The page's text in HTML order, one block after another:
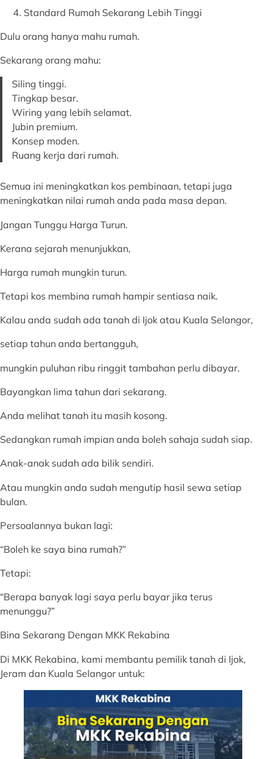
Standard Rumah Sekarang Lebih Tinggi
Dulu orang hanya mahu rumah.
Sekarang orang mahu:
Siling tinggi.
Tingkap besar.
Wiring yang lebih selamat.
Jubin premium.
Konsep moden.
Ruang kerja dari rumah.
Semua ini meningkatkan kos pembinaan, tetapi juga
meningkatkan nilai rumah anda pada masa depan.
Jangan Tunggu Harga Turun.
Kerana sejarah menunjukkan,
Harga rumah mungkin turun.
Tetapi kos membina rumah hampir sentiasa naik.
Kalau anda sudah ada tanah di Ijok atau Kuala Selangor,
setiap tahun anda bertangguh,
mungkin puluhan ribu ringgit tambahan perlu dibayar.
Bayangkan lima tahun dari sekarang.
Anda melihat tanah itu masih kosong.
Sedangkan rumah impian anda boleh sahaja sudah siap.
Anak-anak sudah ada bilik sendiri.
Atau mungkin anda sudah mengutip hasil sewa setiap
bulan.
Persoalannya bukan lagi:
“Boleh ke saya bina rumah?”
Tetapi:
“Berapa banyak lagi saya perlu bayar jika terus
menunggu?”
Bina Sekarang Dengan MKK Rekabina
Di MKK Rekabina, kami membantu pemilik tanah di Ijok,
Jeram dan Kuala Selangor untuk: